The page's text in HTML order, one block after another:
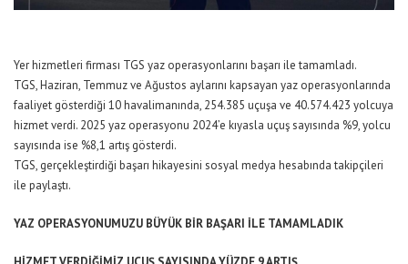
Yer hizmetleri firması TGS yaz operasyonlarını başarı ile tamamladı.
TGS, Haziran, Temmuz ve Ağustos aylarını kapsayan yaz operasyonlarında
faaliyet gösterdiği 10 havalimanında, 254.385 uçuşa ve 40.574.423 yolcuya
hizmet verdi. 2025 yaz operasyonu 2024’e kıyasla uçuş sayısında %9, yolcu
sayısında ise %8,1 artış gösterdi.
TGS, gerçekleştirdiği başarı hikayesini sosyal medya hesabında takipçileri
ile paylaştı.
YAZ OPERASYONUMUZU BÜYÜK BİR BAŞARI İLE TAMAMLADIK